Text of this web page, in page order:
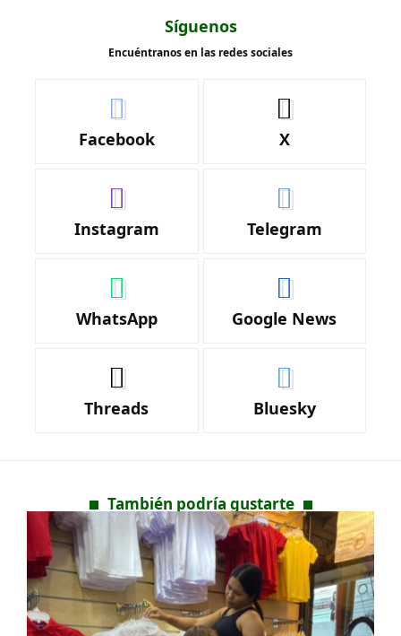
Síguenos
Encuéntranos en las redes sociales
Facebook X
Instagram Telegram
WhatsApp Google News
Threads Bluesky
También podría gustarte